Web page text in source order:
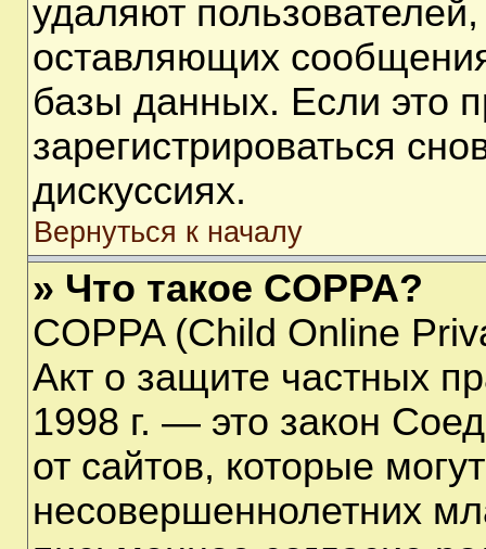
удаляют
оставляющих
базы данных. Если это
зарегистрироваться
дискуссиях.
Вернуться к началу
» Что такое COPPA?
COPPA (Child Online
Акт о защите частных
1998 г. — это закон
от сайтов, которые
несовершеннолетних